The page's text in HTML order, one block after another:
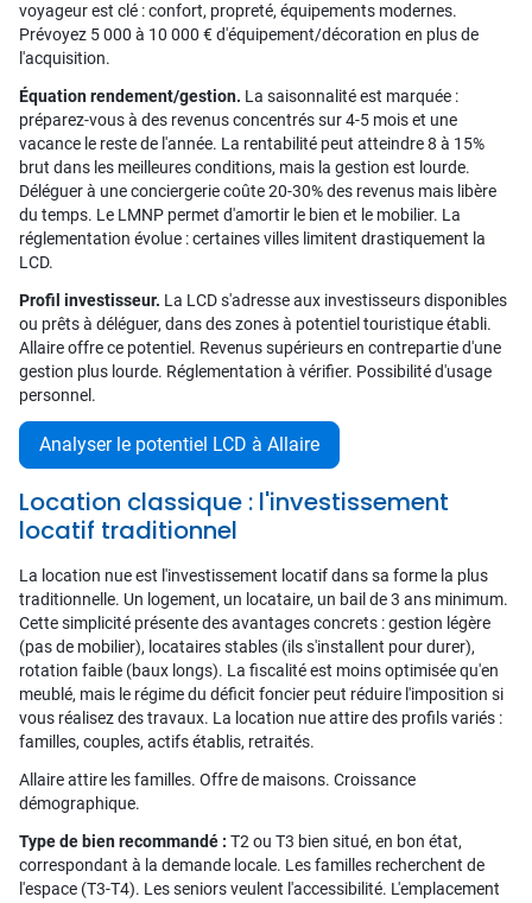
voyageur est clé : confort, propreté, équipements modernes.
Prévoyez 5 000 à 10 000 € d'équipement/décoration en plus de
l'acquisition.
Équation rendement/gestion. La saisonnalité est marquée :
préparez-vous à des revenus concentrés sur 4-5 mois et une
vacance le reste de l'année. La rentabilité peut atteindre 8 à 15%
brut dans les meilleures conditions, mais la gestion est lourde.
Déléguer à une conciergerie coûte 20-30% des revenus mais libère
du temps. Le LMNP permet d'amortir le bien et le mobilier. La
réglementation évolue : certaines villes limitent drastiquement la
LCD.
Profil investisseur. La LCD s'adresse aux investisseurs disponibles
ou prêts à déléguer, dans des zones à potentiel touristique établi.
Allaire offre ce potentiel. Revenus supérieurs en contrepartie d'une
gestion plus lourde. Réglementation à vérifier. Possibilité d'usage
personnel.
Analyser le potentiel LCD à Allaire
Location classique : l'investissement
locatif traditionnel
La location nue est l'investissement locatif dans sa forme la plus
traditionnelle. Un logement, un locataire, un bail de 3 ans minimum.
Cette simplicité présente des avantages concrets : gestion légère
(pas de mobilier), locataires stables (ils s'installent pour durer),
rotation faible (baux longs). La fiscalité est moins optimisée qu'en
meublé, mais le régime du déficit foncier peut réduire l'imposition si
vous réalisez des travaux. La location nue attire des profils variés :
familles, couples, actifs établis, retraités.
Allaire attire les familles. Offre de maisons. Croissance
démographique.
Type de bien recommandé : T2 ou T3 bien situé, en bon état,
correspondant à la demande locale. Les familles recherchent de
l'espace (T3-T4). Les seniors veulent l'accessibilité. L'emplacement